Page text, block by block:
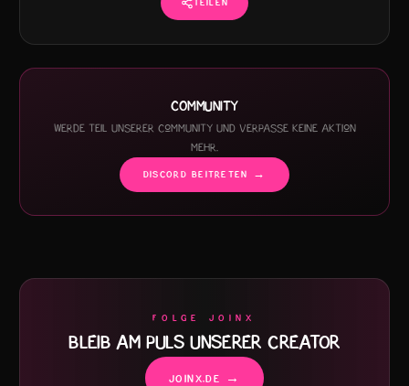
COMMUNITY
Werde Teil unserer Community und verpasse keine Aktion
mehr.
DISCORD BEITRETEN →
FOLGE JOINX
BLEIB AM PULS UNSERER CREATOR
JOINX.DE →